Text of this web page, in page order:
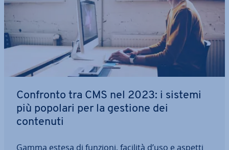
Confronto tra CMS nel 2023: i sistemi
più popolari per la gestione dei
contenuti
Gamma estesa di funzioni, facilità d’uso e aspetti